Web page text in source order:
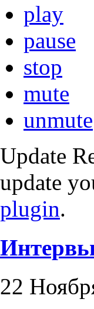
play
pause
stop
mute
unmute
Update
update
plugin.
22